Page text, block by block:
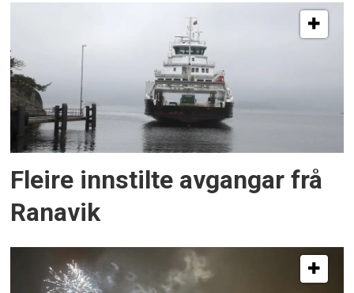
Fleire innstilte avgangar frå
Ranavik